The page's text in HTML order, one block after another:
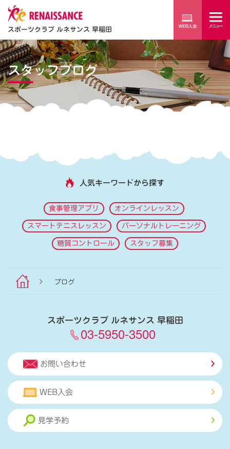
スポーツクラブ ルネサンス 早稲田
スタッフブログ
人気キーワードから探す
食事管理アプリ オンラインレッスン
スマートテニスレッスン パーソナルトレーニング
糖質コントロール スタッフ募集
ブログ
スポーツクラブ ルネサンス 早稲田
03-5950-3500
お問い合わせ
WEB入会
見学予約